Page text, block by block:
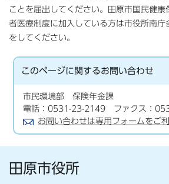
ことを届出してください。田原市国民健康
者医療制度に加入している方は市役所南庁
をしてください。
このページに関するお問い合わせ
市民環境部 保険年金課
電話：0531-23-2149 ファクス：
お問い合わせは専用フォームをご
田原市役所